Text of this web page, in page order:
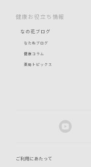
健康お役立ち情報
なの花ブログ
なたねブログ
健康コラム
薬局トピックス
ご利用にあたって